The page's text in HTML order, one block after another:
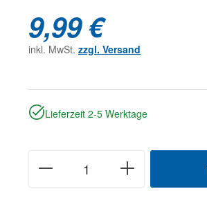
9,99 €
inkl. MwSt. zzgl. Versand
Lieferzeit 2-5 Werktage